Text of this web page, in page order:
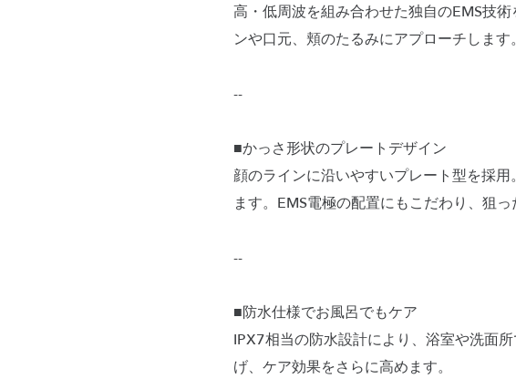
高・低周波を組み合わせた独自のEMS技
ンや口元、頬のたるみにアプローチしま
--
■かっさ形状のプレートデザイン
顔のラインに沿いやすいプレート型を採
ます。EMS電極の配置にもこだわり、狙
--
■防水仕様でお風呂でもケア
IPX7相当の防水設計により、浴室や洗面
げ、ケア効果をさらに高めます。